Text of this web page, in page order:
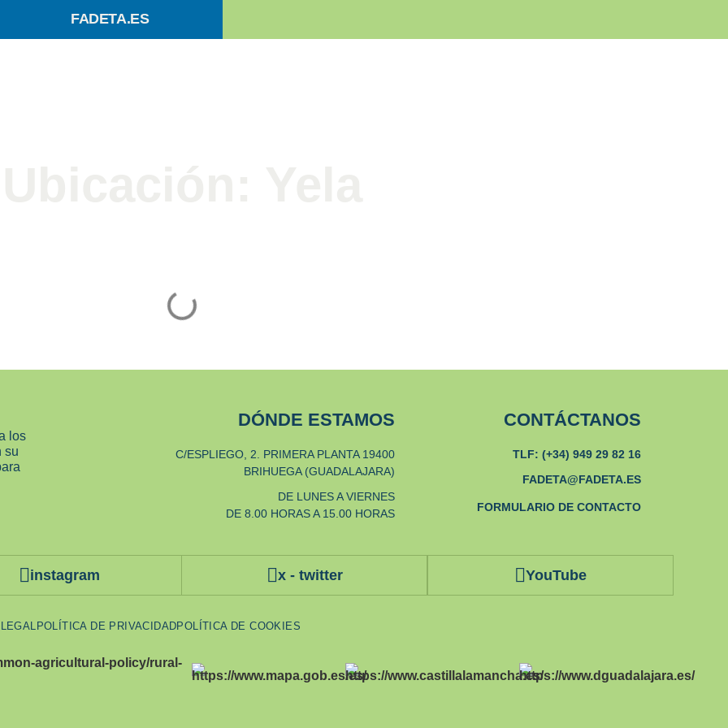
FADETA.ES
los
su
DÓNDE ESTAMOS
C/ESPLIEGO, 2. PRIMERA PLANTA 19400
BRIHUEGA (GUADALAJARA)
DE LUNES A VIERNES
DE 8.00 HORAS A 15.00 HORAS
CONTÁCTANOS
TLF: (+34) 949 29 82 16
FADETA@FADETA.ES
FORMULARIO DE CONTACTO
instagram x - twitter YouTube
POLÍTICA DE PRIVACIDADPOLÍTICA DE COOKIES